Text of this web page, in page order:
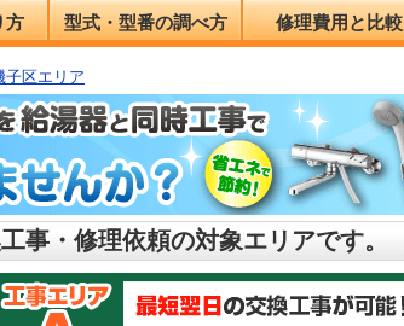
方 型式・型番の調べ方 修理費用と比較
子区エリア
事・修理依頼の対象エリアです。